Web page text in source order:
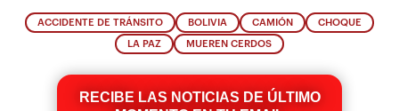
ACCIDENTE DE TRÁNSITO BOLIVIA CAMIÓN CHOQUE
LA PAZ MUEREN CERDOS
RECIBE LAS NOTICIAS DE ÚLTIMO